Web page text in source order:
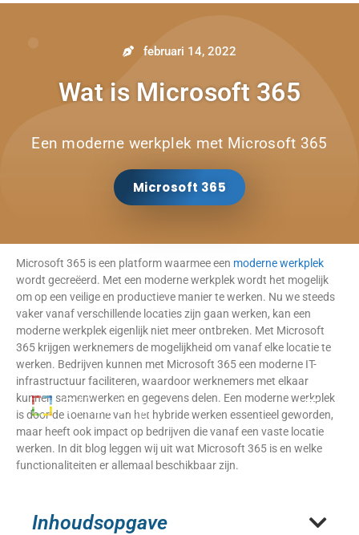
februari 14, 2022
Wat is Microsoft 365
Een moderne werkplek met Microsoft 365
Microsoft 365
Microsoft 365 is een platform waarmee een moderne werkplek
wordt gecreëerd. Met een moderne werkplek wordt het mogelijk
om op een veilige en productieve manier te werken. Nu we steeds
vaker vanaf verschillende locaties zijn gaan werken, kan een
moderne werkplek eigenlijk niet meer ontbreken. Met Microsoft
365 krijgen werknemers de mogelijkheid om vanaf elke locatie te
werken. Bedrijven kunnen met Microsoft 365 een moderne IT-
infrastructuur faciliteren, waardoor werknemers met elkaar
kunnen samenwerken en gegevens delen. Een moderne werkplek
is door de toename van het hybride werken essentieel geworden,
maar heeft ook impact op bedrijven die vanaf een vaste locatie
werken. In dit blog leggen wij uit wat Microsoft 365 is en welke
functionaliteiten er allemaal beschikbaar zijn.
Inhoudsopgave